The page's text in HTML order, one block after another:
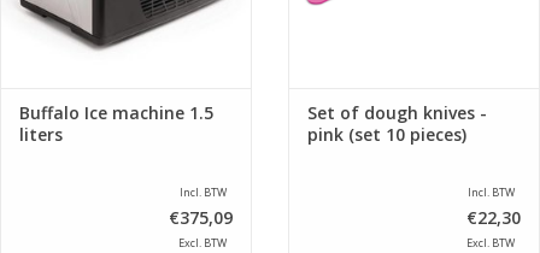
Buffalo Ice machine 1.5
liters
Incl. BTW
€375,09
Excl. BTW
Set of dough knives -
pink (set 10 pieces)
Incl. BTW
€22,30
Excl. BTW